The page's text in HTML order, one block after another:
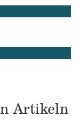
Artikeln